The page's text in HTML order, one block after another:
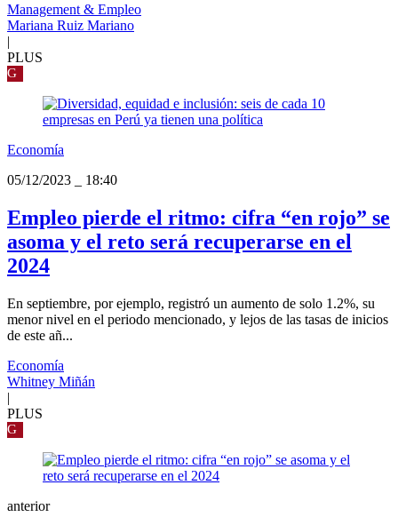
Management & Empleo
Mariana Ruiz Mariano
|
PLUS
G
Economía
05/12/2023
18:40
Empleo pierde el ritmo: cifra “en rojo” se
asoma y el reto será recuperarse en el
2024
En septiembre, por ejemplo, registró un aumento de solo 1.2%, su
menor nivel en el periodo mencionado, y lejos de las tasas de inicios
de este añ...
Economía
Whitney Miñán
|
PLUS
G
anterior